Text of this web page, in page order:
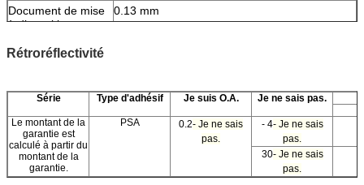
Document de mise
à disposition:
0.13 mm
échantillon:
Rétroréflectivité
Série Type d'adhésif Je suis O.A.
Je ne sais pas.
Le montant de la
garantie est
calculé à partir du
montant de la
garantie.
PSA 0.2- Je ne sais
pas.
- 4- Je ne sais
pas.
30- Je ne sais
pas.